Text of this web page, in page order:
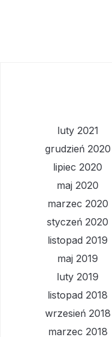
luty 2021
grudzień 2020
lipiec 2020
maj 2020
marzec 2020
styczeń 2020
listopad 2019
maj 2019
luty 2019
listopad 2018
wrzesień 2018
marzec 2018